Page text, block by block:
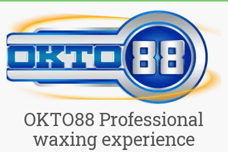
content
OKTO88 Professional
waxing experience